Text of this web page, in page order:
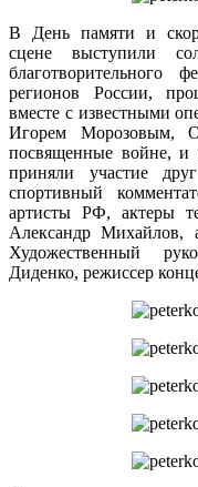
В День памяти и
сцене выступили
благотворительного
регионов России,
вместе с известными
Игорем Морозовым,
посвященные войне, и
приняли участие
спортивный
артисты РФ, актеры
Александр Михайлов,
Художественный
Диденко, режиссер